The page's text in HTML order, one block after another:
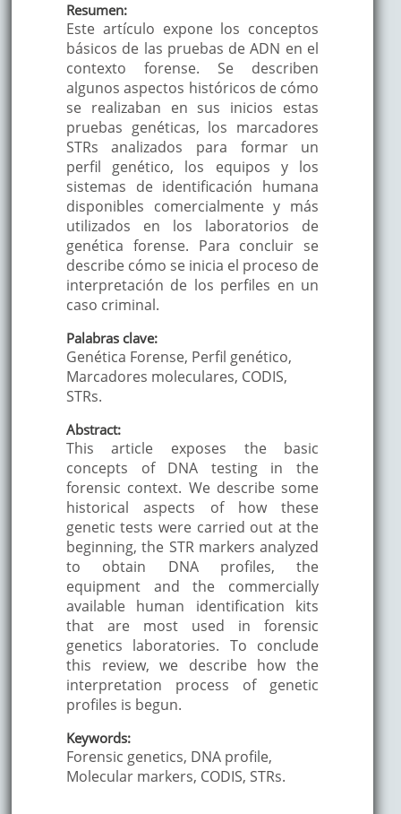
Resumen:
Este artículo expone los conceptos
básicos de las pruebas de ADN en el
contexto forense. Se describen
algunos aspectos históricos de cómo
se realizaban en sus inicios estas
pruebas genéticas, los marcadores
STRs analizados para formar un
perfil genético, los equipos y los
sistemas de identificación humana
disponibles comercialmente y más
utilizados en los laboratorios de
genética forense. Para concluir se
describe cómo se inicia el proceso de
interpretación de los perfiles en un
caso criminal.
Palabras clave:
Genética Forense, Perfil genético,
Marcadores moleculares, CODIS,
STRs.
Abstract:
This article exposes the basic
concepts of DNA testing in the
forensic context. We describe some
historical aspects of how these
genetic tests were carried out at the
beginning, the STR markers analyzed
to obtain DNA profiles, the
equipment and the commercially
available human identification kits
that are most used in forensic
genetics laboratories. To conclude
this review, we describe how the
interpretation process of genetic
profiles is begun.
Keywords:
Forensic genetics, DNA profile,
Molecular markers, CODIS, STRs.